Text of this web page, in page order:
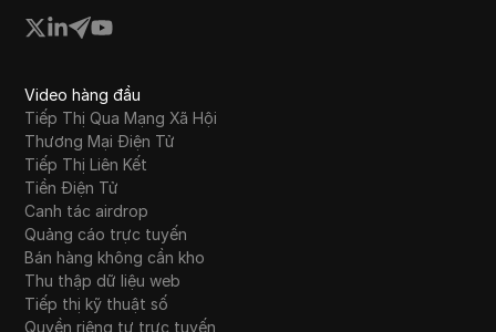
Video hàng đầu
Tiếp Thị Qua Mạng Xã Hội
Thương Mại Điện Tử
Tiếp Thị Liên Kết
Tiền Điện Tử
Canh tác airdrop
Quảng cáo trực tuyến
Bán hàng không cần kho
Thu thập dữ liệu web
Tiếp thị kỹ thuật số
Quyền riêng tư trực tuyến